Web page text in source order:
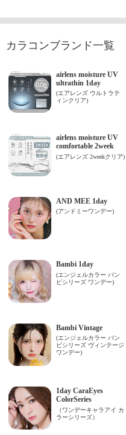
カラコンブランド一覧